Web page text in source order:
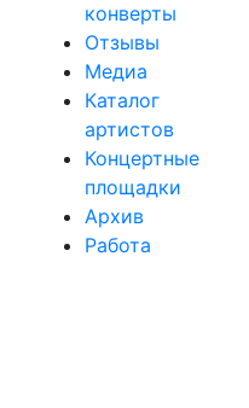
конверты
Отзывы
Медиа
Каталог
артистов
Концертные
площадки
Архив
Работа